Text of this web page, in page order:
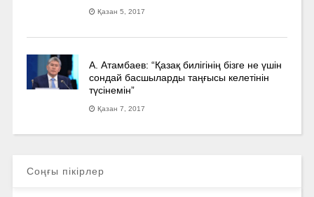
Қазан 5, 2017
А. Атамбаев: “Қазақ билігінің бізге не үшін
сондай басшыларды таңғысы келетінін
түсінемін”
Қазан 7, 2017
Соңғы пікірлер